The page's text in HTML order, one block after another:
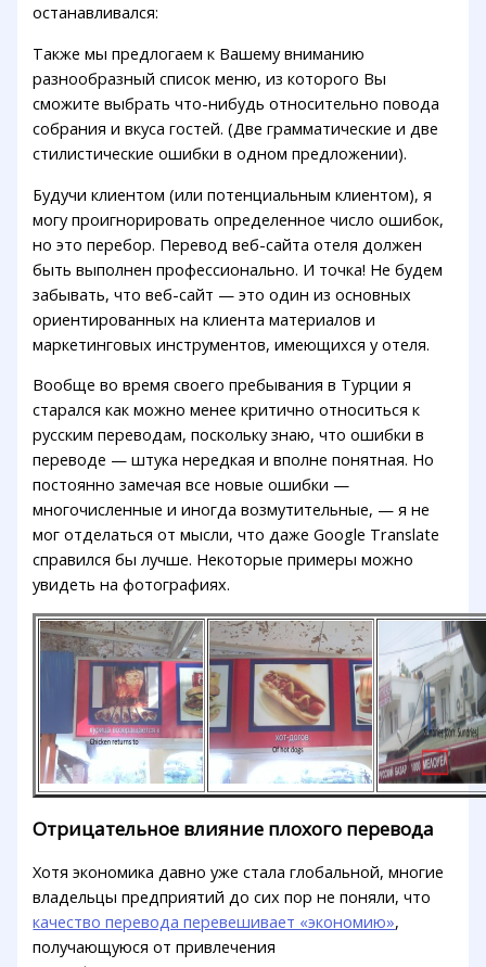
останавливался:
Также мы предлогаем к Вашему вниманию
разнообразный список меню, из которого Вы
сможите выбрать что-нибудь относительно повода
собрания и вкуса гостей. (Две грамматические и две
стилистические ошибки в одном предложении).
Будучи клиентом (или потенциальным клиентом), я
могу проигнорировать определенное число ошибок,
но это перебор. Перевод веб-сайта отеля должен
быть выполнен профессионально. И точка! Не будем
забывать, что веб-сайт — это один из основных
ориентированных на клиента материалов и
маркетинговых инструментов, имеющихся у отеля.
Вообще во время своего пребывания в Турции я
старался как можно менее критично относиться к
русским переводам, поскольку знаю, что ошибки в
переводе — штука нередкая и вполне понятная. Но
постоянно замечая все новые ошибки —
многочисленные и иногда возмутительные, — я не
мог отделаться от мысли, что даже Google Translate
справился бы лучше. Некоторые примеры можно
увидеть на фотографиях.
Отрицательное влияние плохого перевода
Хотя экономика давно уже стала глобальной, многие
владельцы предприятий до сих пор не поняли, что
качество перевода перевешивает «экономию»,
получающуюся от привлечения